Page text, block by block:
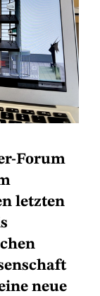
Forum
letzten
neue